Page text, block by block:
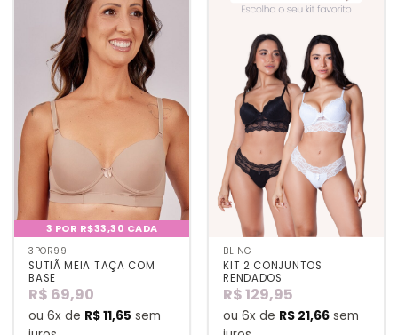
3 POR R$33,30 CADA
3POR99
SUTIÃ MEIA TAÇA COM
BASE
R$ 69,90
ou 6x de R$11,65 sem
BLING
KIT 2 CONJUNTOS
RENDADOS
R$129,95
ou 6x de R$ 21,66 sem